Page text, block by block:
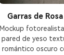
Garras de
Mockup
pared de yeso
romántico oscuro